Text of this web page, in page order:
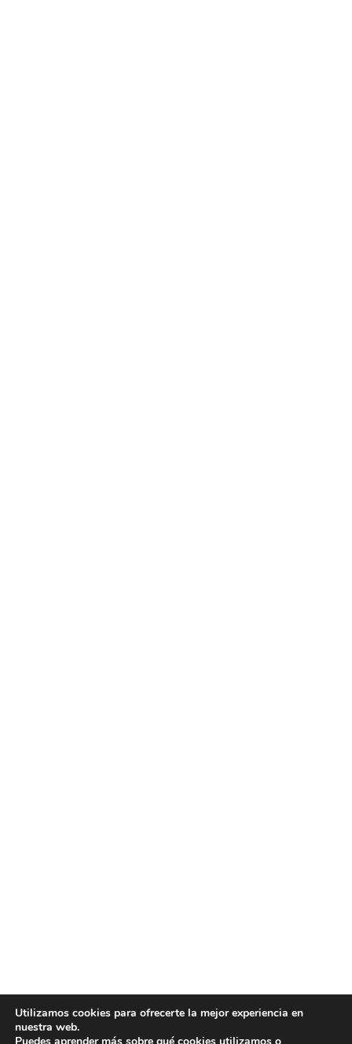
Utilizamos cookies para ofrecerte la mejor experiencia en
nuestra web.